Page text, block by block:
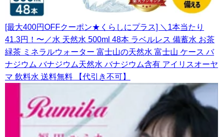
[最大400円OFFクーポン★くらしにプラス] ＼1本当たり
41.3円！〜／水 天然水 500ml 48本 ラベルレス 備蓄水 お茶
緑茶 ミネラルウォーター 富士山の天然水 富士山 ケース バ
ナジウム バナジウム天然水 バナジウム含有 アイリスオーヤ
マ 飲料水 送料無料 【代引き不可】